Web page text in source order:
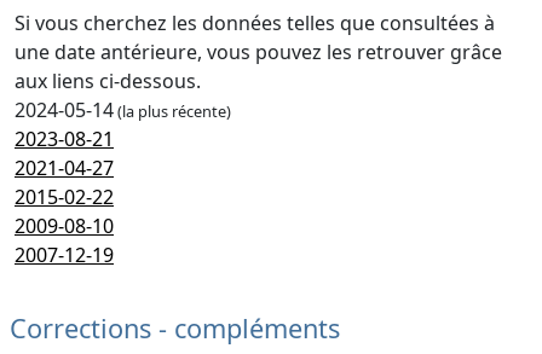
Si vous cherchez les données telles que consultées à
une date antérieure, vous pouvez les retrouver grâce
aux liens ci-dessous.
2024-05-14(la plus récente)
2023-08-21
2021-04-27
2015-02-22
2009-08-10
2007-12-19
Corrections - compléments